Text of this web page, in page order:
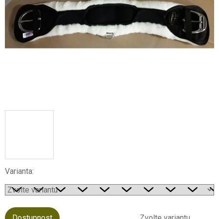
Varianta: